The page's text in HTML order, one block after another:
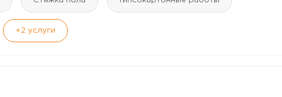
+2 услуги